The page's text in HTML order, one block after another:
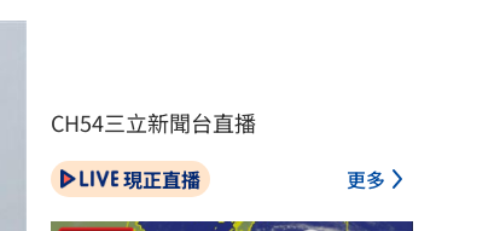
CH54三立新聞台直播
現正直播 更多